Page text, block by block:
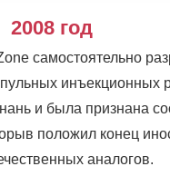
2008 год
самостоятельно
инъекционных
и была признана
положил конец
аналогов.